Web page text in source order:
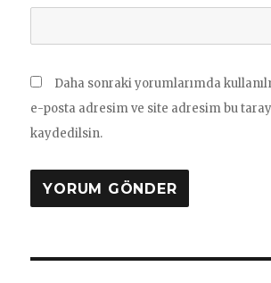
Daha sonraki yorumlarımda
e-posta adresim ve site adresim bu
kaydedilsin.